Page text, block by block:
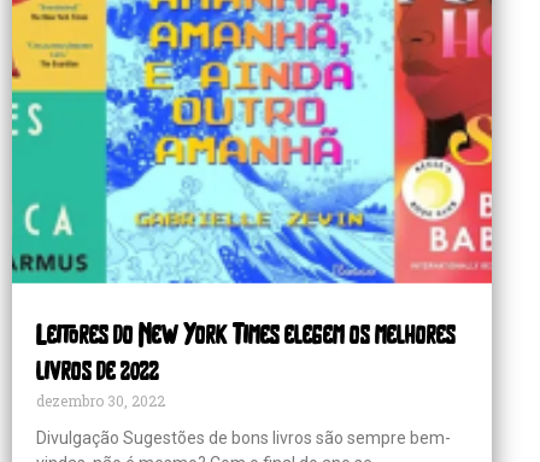
Leitores do New York Times elegem os melhores
livros de 2022
dezembro 30, 2022
Divulgação Sugestões de bons livros são sempre bem-